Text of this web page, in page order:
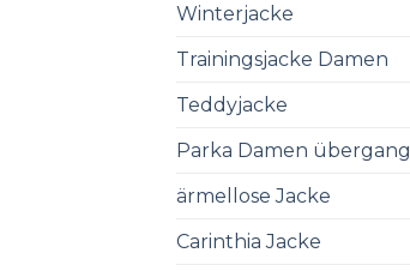
Winterjacke
Trainingsjacke Damen
Teddyjacke
Parka Damen übergang
ärmellose Jacke
Carinthia Jacke